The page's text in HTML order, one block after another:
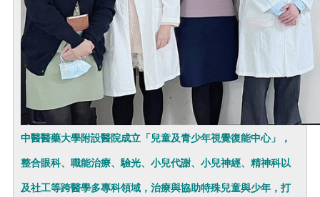
中醫醫藥大學附設醫院成立「兒童及青少年視覺復能中心」，
整合眼科、職能治療、驗光、小兒代謝、小兒神經、精神科以
及社工等跨醫學多專科領域，治療與協助特殊兒童與少年，打